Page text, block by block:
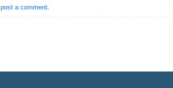
post a comment